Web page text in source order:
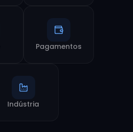
Pagamentos
Indústria